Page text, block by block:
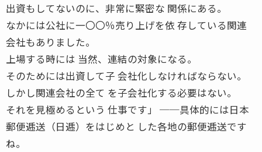
出資もしてないのに、非常に緊密な 関係にある。
なかには公社に一〇〇％売り上げを依 存している関連
会社もありました。
上場する時には 当然、連結の対象になる。
そのためには出資して子 会社化しなければならない。
しかし関連会社の全て を子会社化する必要はない。
それを見極めるという 仕事です」 ──具体的には日本
郵便逓送（日逓）をはじめと した各地の郵便逓送です
ね。